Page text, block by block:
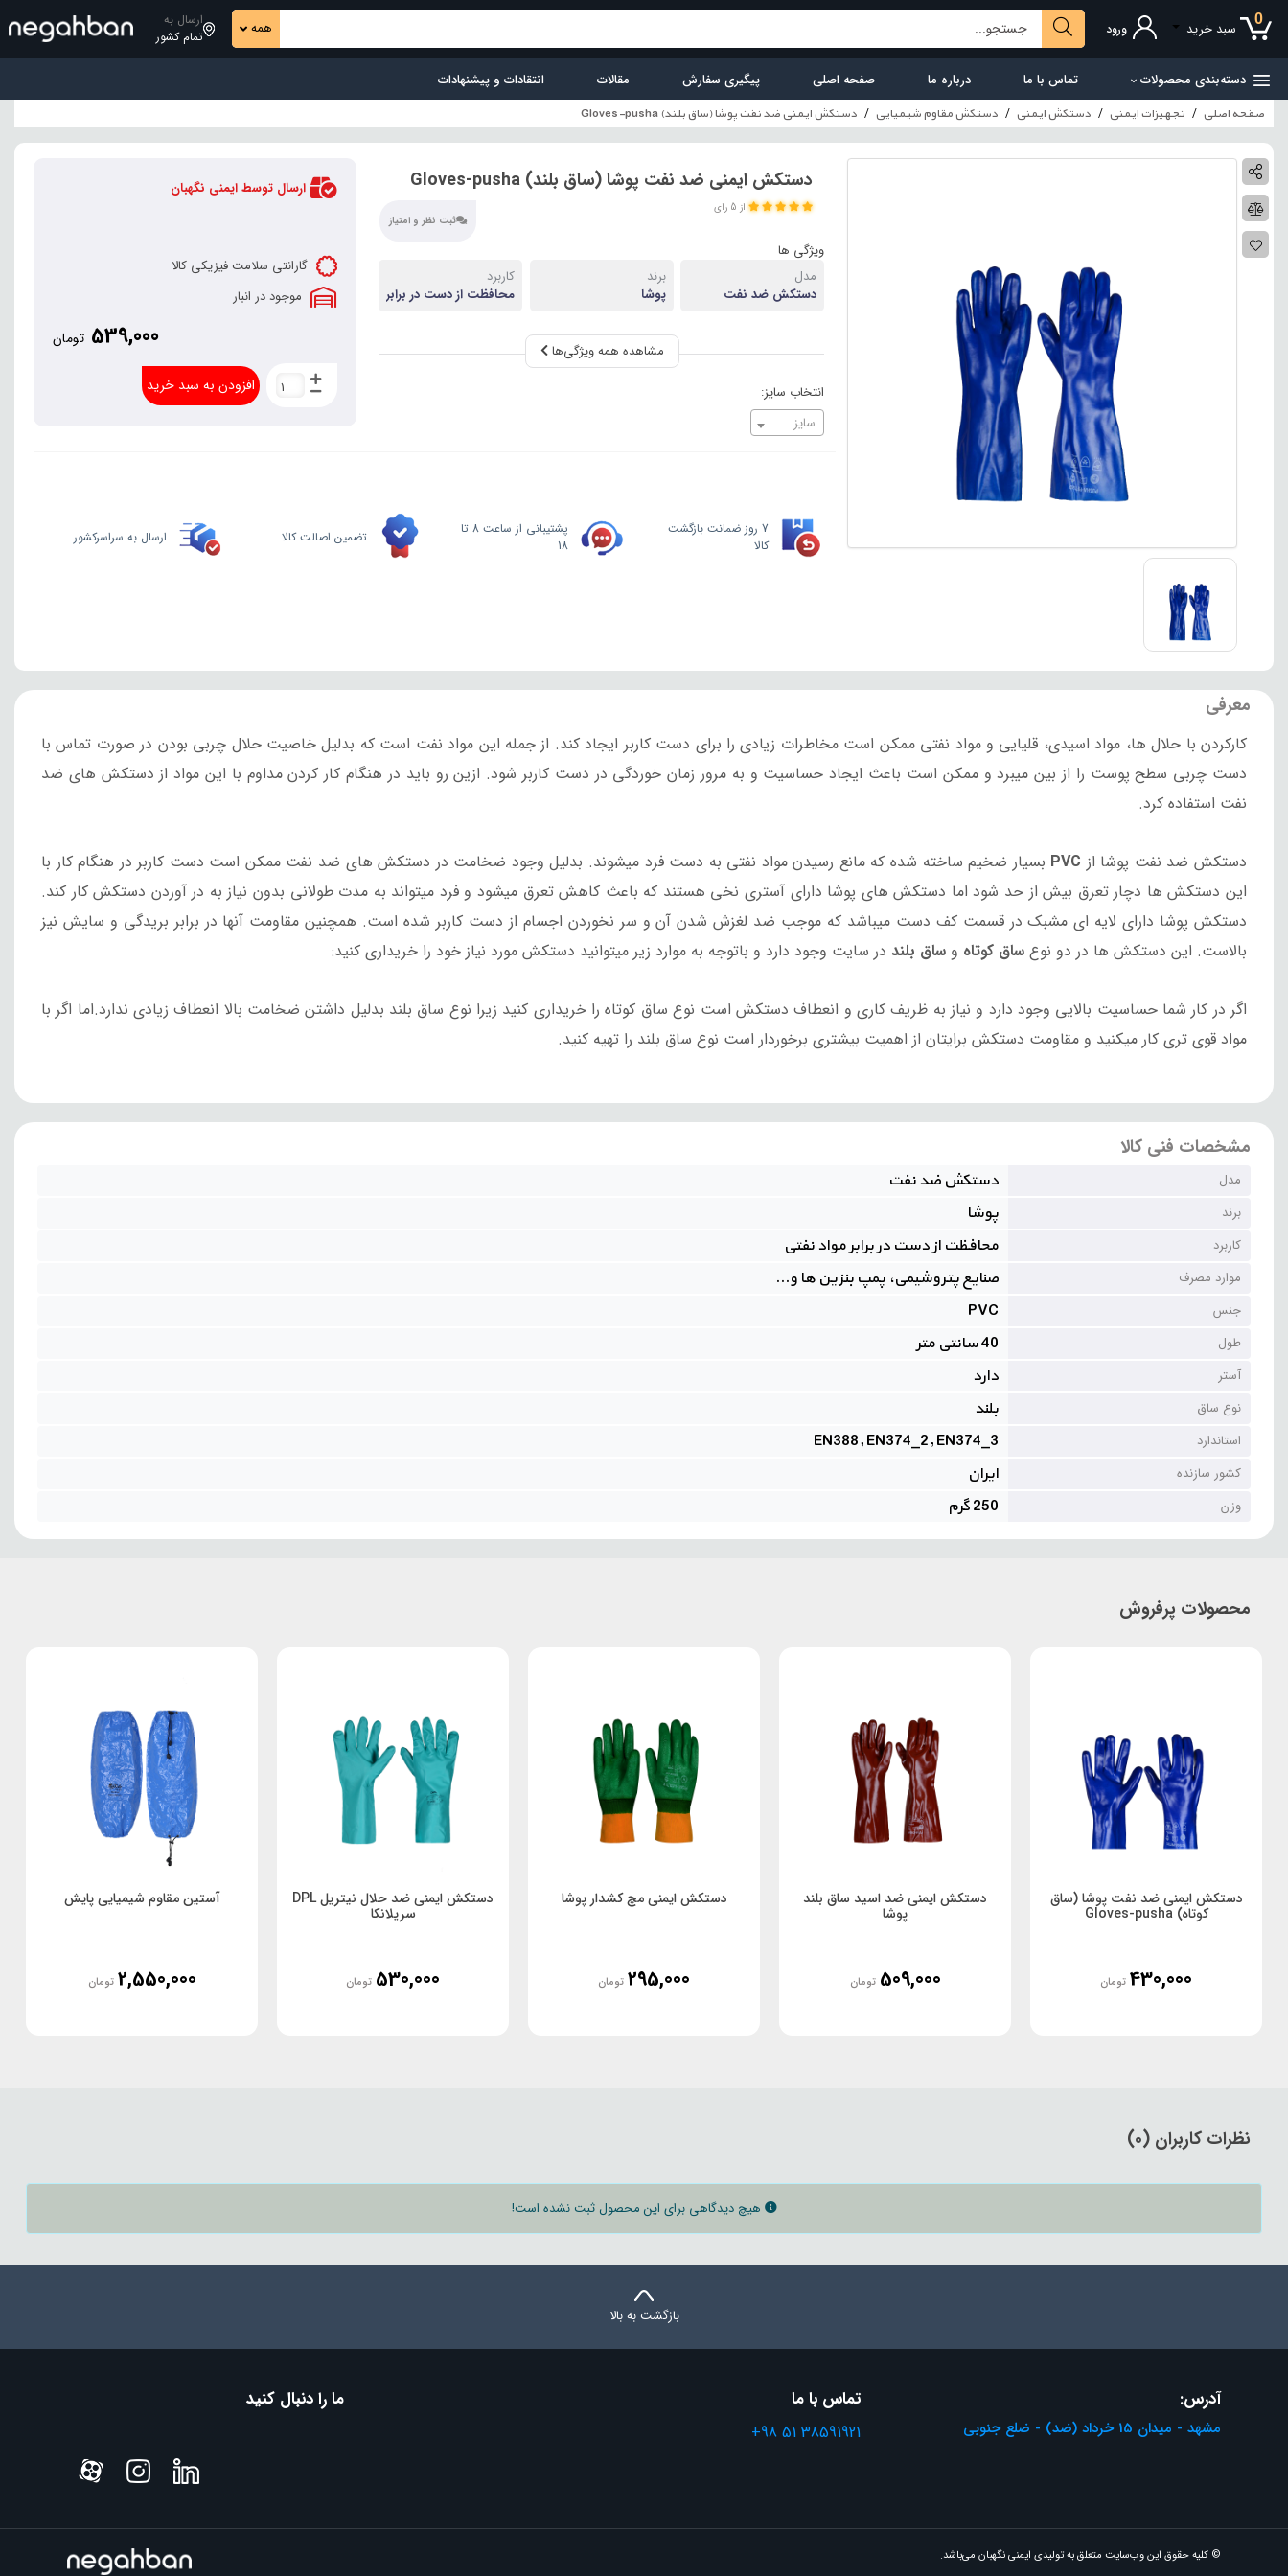
0 سبد خرید ورود همه
ارسال به
تمام کشور
دسته‌بندی محصولات تماس با ما درباره ما صفحه اصلی پیگیری سفارش مقالات انتقادات و پیشنهادات
صفحه اصلی تجهیزات ایمنی دستکش ایمنی دستکش مقاوم شیمیایی دستکش ایمنی ضد نفت پوشا (ساق بلند) Gloves-pusha
دستکش ایمنی ضد نفت پوشا (ساق بلند) Gloves-pusha
از 5 رای
ثبت نظر و امتیاز
ویژگی ها
مدل
دستکش ضد نفت
برند
پوشا
کاربرد
محافظت از دست در برابر
مشاهده همه ویژگی‌ها
انتخاب سایز:
سایز
ارسال توسط ایمنی نگهبان
گارانتی سلامت فیزیکی کالا
موجود در انبار
539,000 تومان
افزودن به سبد خرید
7 روز ضمانت بازگشت
کالا
پشتیبانی از ساعت 8 تا
18
تضمین اصالت کالا ارسال به سراسرکشور
معرفی
کارکردن با حلال ها، مواد اسیدی، قلیایی و مواد نفتی ممکن است مخاطرات زیادی را برای دست کاربر ایجاد کند. از جمله این مواد نفت است که بدلیل خاصیت حلال چربی بودن در صورت تماس با
دست چربی سطح پوست را از بین میبرد و ممکن است باعث ایجاد حساسیت و به مرور زمان خوردگی در دست کاربر شود. ازین رو باید در هنگام کار کردن مداوم با این مواد از دستکش های ضد
نفت استفاده کرد.
دستکش ضد نفت پوشا از PVC بسیار ضخیم ساخته شده که مانع رسیدن مواد نفتی به دست فرد میشوند. بدلیل وجود ضخامت در دستکش های ضد نفت ممکن است دست کاربر در هنگام کار با
این دستکش ها دچار تعرق بیش از حد شود اما دستکش های پوشا دارای آستری نخی هستند که باعث کاهش تعرق میشود و فرد میتواند به مدت طولانی بدون نیاز به در آوردن دستکش کار کند.
دستکش پوشا دارای لایه ای مشبک در قسمت کف دست میباشد که موجب ضد لغزش شدن آن و سر نخوردن اجسام از دست کاربر شده است. همچنین مقاومت آنها در برابر بریدگی و سایش نیز
بالاست. این دستکش ها در دو نوع ساق کوتاه و ساق بلند در سایت وجود دارد و باتوجه به موارد زیر میتوانید دستکش مورد نیاز خود را خریداری کنید:
اگر در کار شما حساسیت بالایی وجود دارد و نیاز به ظریف کاری و انعطاف دستکش است نوع ساق کوتاه را خریداری کنید زیرا نوع ساق بلند بدلیل داشتن ضخامت بالا انعطاف زیادی ندارد.اما اگر با
مواد قوی تری کار میکنید و مقاومت دستکش برایتان از اهمیت بیشتری برخوردار است نوع ساق بلند را تهیه کنید.
مشخصات فنی کالا
مدل دستکش ضد نفت
برند پوشا
کاربرد محافظت از دست در برابر مواد نفتی
موارد مصرف صنایع پتروشیمی، پمپ بنزین ها و...
جنس PVC
طول 40 سانتی متر
آستر دارد
نوع ساق بلند
استاندارد EN388, EN374_2, EN374_3
کشور سازنده ایران
وزن 250 گرم
محصولات پرفروش
دستکش ایمنی ضد نفت پوشا (ساق
کوتاه) Gloves-pusha
430,000 تومان
دستکش ایمنی ضد اسید ساق بلند
پوشا
509,000 تومان
دستکش ایمنی مچ کشدار پوشا
295,000 تومان
دستکش ایمنی ضد حلال نیتریل DPL
سریلانکا
530,000 تومان
آستین مقاوم شیمیایی پایش
2,550,000 تومان
نظرات کاربران (0)
هیچ دیدگاهی برای این محصول ثبت نشده است!
بازگشت به بالا
آدرس:
مشهد - میدان 15 خرداد (ضد) - ضلع جنوبی
تماس با ما
+98 51 38591921
ما را دنبال کنید
© کلیه حقوق این وب‌سایت متعلق به تولیدی ایمنی نگهبان می‌باشد.